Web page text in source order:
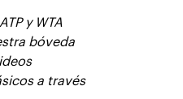
y WTA
bóveda
a través